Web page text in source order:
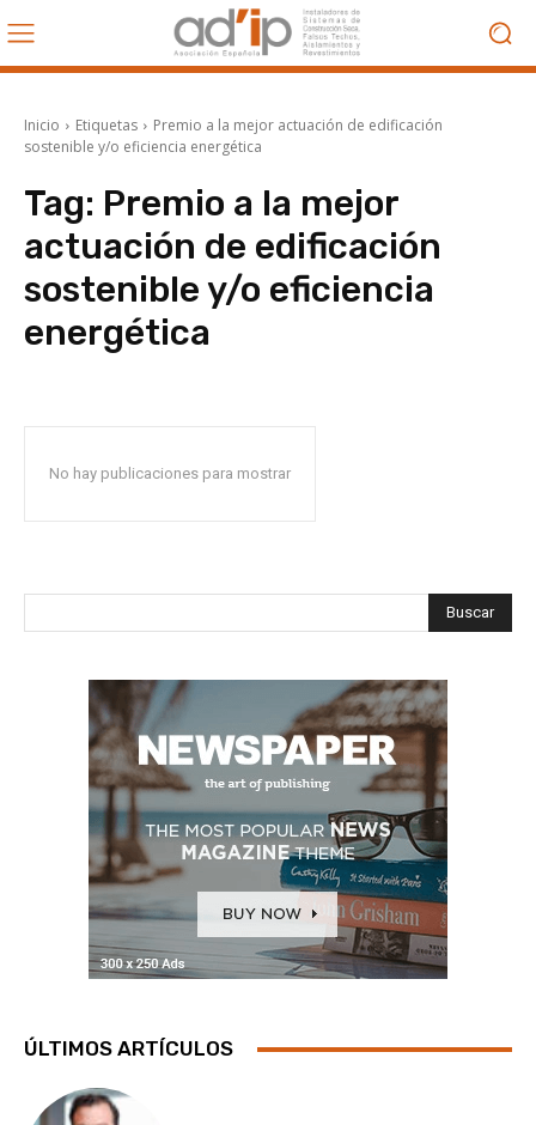
Inicio Etiquetas
Premio a la mejor actuación de edificación
sostenible y/o eficiencia energética
Tag: Premio a la mejor
actuación de edificación
sostenible y/o eficiencia
energética
No hay publicaciones para mostrar
Buscar
ÚLTIMOS ARTÍCULOS